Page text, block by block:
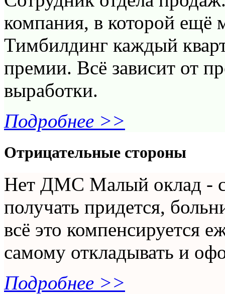
компания, в которой ещё
Тимбилдинг каждый
премии. Всё зависит от
выработки.
Подробнее >>
Отрицательные стороны
Нет ДМС Малый оклад -
получать придется,
всё это компенсируется
самому откладывать и
Подробнее >>